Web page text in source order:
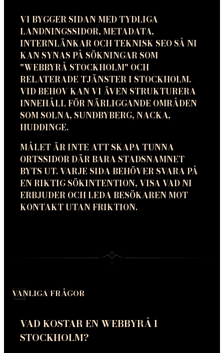
VI BYGGER SIDAN MED TYDLIGA
LANDNINGSSIDOR, METADATA,
INTERNLÄNKAR OCH TEKNISK SEO SÅ NI
KAN SYNAS PÅ SÖKNINGAR SOM
"WEBBYRÅ STOCKHOLM" OCH
RELATERADE TJÄNSTER I STOCKHOLM.
VID BEHOV KAN VI ÄVEN STRUKTURERA
INNEHÅLL FÖR NÄRLIGGANDE OMRÅDEN
SOM SOLNA, SUNDBYBERG, NACKA,
HUDDINGE.
MÅLET ÄR INTE ATT SKAPA TUNNA
ORTSSIDOR DÄR BARA STADSNAMNET
BYTS UT. VARJE SIDA BEHÖVER SVARA PÅ
EN RIKTIG SÖKINTENTION, VISA VAD NI
ERBJUDER OCH LEDA BESÖKAREN MOT
KONTAKT UTAN FRIKTION.
VANLIGA FRÅGOR
VAD KOSTAR EN WEBBYRÅ I
STOCKHOLM?